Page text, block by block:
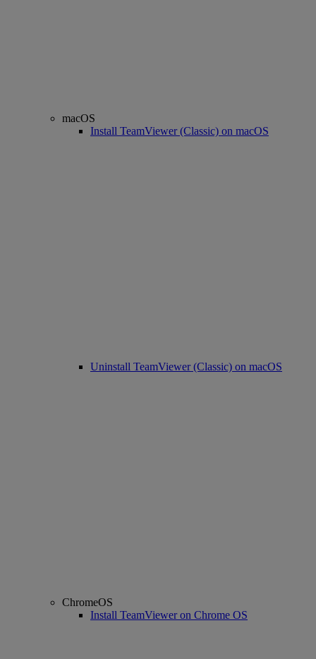
macOS
Install TeamViewer (Classic) on macOS
Uninstall TeamViewer (Classic) on macOS
ChromeOS
Install TeamViewer on Chrome OS